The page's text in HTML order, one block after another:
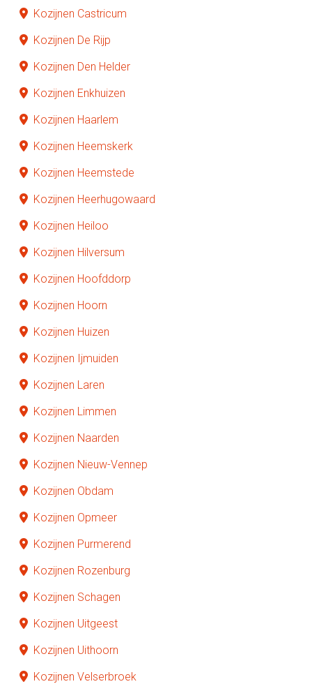
Kozijnen Castricum
Kozijnen De Rijp
Kozijnen Den Helder
Kozijnen Enkhuizen
Kozijnen Haarlem
Kozijnen Heemskerk
Kozijnen Heemstede
Kozijnen Heerhugowaard
Kozijnen Heiloo
Kozijnen Hilversum
Kozijnen Hoofddorp
Kozijnen Hoorn
Kozijnen Huizen
Kozijnen Ijmuiden
Kozijnen Laren
Kozijnen Limmen
Kozijnen Naarden
Kozijnen Nieuw-Vennep
Kozijnen Obdam
Kozijnen Opmeer
Kozijnen Purmerend
Kozijnen Rozenburg
Kozijnen Schagen
Kozijnen Uitgeest
Kozijnen Uithoorn
Kozijnen Velserbroek